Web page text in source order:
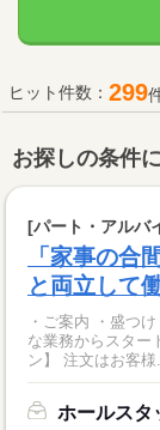
ヒット件数： 299
お探しの条件
[パート・アルバ
「家事の合
と両立して
・ご案内 ・盛つ
な業務からスタート！ 【セルフオーダー導入なので接
ン】 注文はお客様
ホールスタ